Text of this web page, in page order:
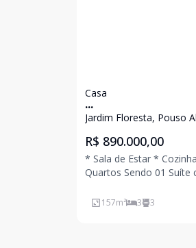
Casa
...
Jardim Floresta, Pouso
R$ 890.000,00
* Sala de Estar *
Quartos Sendo 01
Churrasqueira * 02 Vagas de Garagem Coberta Ligue
157m² 3 3